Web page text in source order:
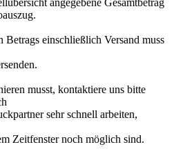
angegebene Gesamtbetrag
einschließlich Versand muss
musst, kontaktiere uns bitte
sehr schnell arbeiten,
Zeitfenster noch möglich sind.